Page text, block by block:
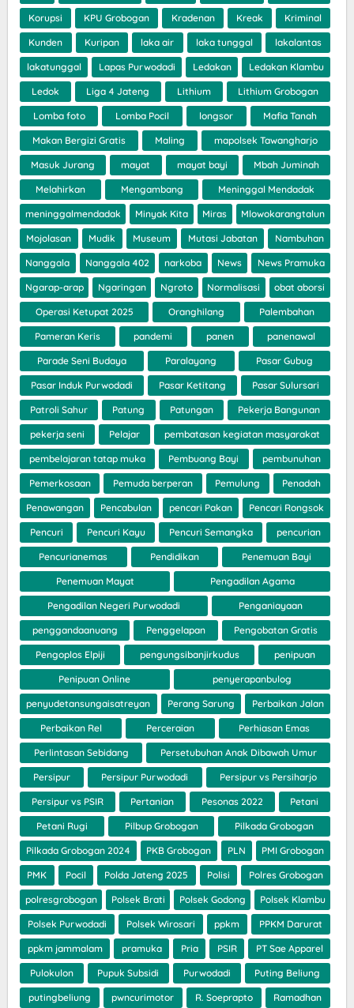
Korupsi KPU Grobogan Kradenan Kreak Kriminal
Kunden Kuripan laka air laka tunggal lakalantas
lakatunggal Lapas Purwodadi Ledakan Ledakan Klambu
Ledok Liga 4 Jateng Lithium Lithium Grobogan
Lomba foto Lomba Pocil longsor Mafia Tanah
Makan Bergizi Gratis Maling mapolsek Tawangharjo
Masuk Jurang mayat mayat bayi Mbah Juminah
Melahirkan Mengambang Meninggal Mendadak
meninggalmendadak Minyak Kita Miras Mlowokarangtalun
Mojolasan Mudik Museum Mutasi Jabatan Nambuhan
Nanggala Nanggala 402 narkoba News News Pramuka
Ngarap-arap Ngaringan Ngroto Normalisasi obat aborsi
Operasi Ketupat 2025 Oranghilang Palembahan
Pameran Keris pandemi panen panenawal
Parade Seni Budaya Paralayang Pasar Gubug
Pasar Induk Purwodadi Pasar Ketitang Pasar Sulursari
Patroli Sahur Patung Patungan Pekerja Bangunan
pekerja seni Pelajar pembatasan kegiatan masyarakat
pembelajaran tatap muka Pembuang Bayi pembunuhan
Pemerkosaan Pemuda berperan Pemulung Penadah
Penawangan Pencabulan pencari Pakan Pencari Rongsok
Pencuri Pencuri Kayu Pencuri Semangka pencurian
Pencurianemas Pendidikan Penemuan Bayi
Penemuan Mayat Pengadilan Agama
Pengadilan Negeri Purwodadi Penganiayaan
penggandaanuang Penggelapan Pengobatan Gratis
Pengoplos Elpiji pengungsibanjirkudus penipuan
Penipuan Online penyerapanbulog
penyudetansungaisatreyan Perang Sarung Perbaikan Jalan
Perbaikan Rel Perceraian Perhiasan Emas
Perlintasan Sebidang Persetubuhan Anak Dibawah Umur
Persipur Persipur Purwodadi Persipur vs Persiharjo
Persipur vs PSIR Pertanian Pesonas 2022 Petani
Petani Rugi Pilbup Grobogan Pilkada Grobogan
Pilkada Grobogan 2024 PKB Grobogan PLN PMI Grobogan
PMK Pocil Polda Jateng 2025 Polisi Polres Grobogan
polresgrobogan Polsek Brati Polsek Godong Polsek Klambu
Polsek Purwodadi Polsek Wirosari ppkm PPKM Darurat
ppkm jammalam pramuka Pria PSIR PT Sae Apparel
Pulokulon Pupuk Subsidi Purwodadi Puting Beliung
putingbeliung pwncurimotor R. Soeprapto Ramadhan